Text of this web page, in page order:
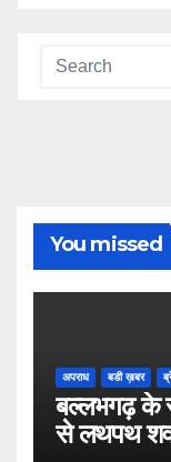
You missed
अपराध बडी ख़बर
बल्लभगढ़ के
से लथपथ